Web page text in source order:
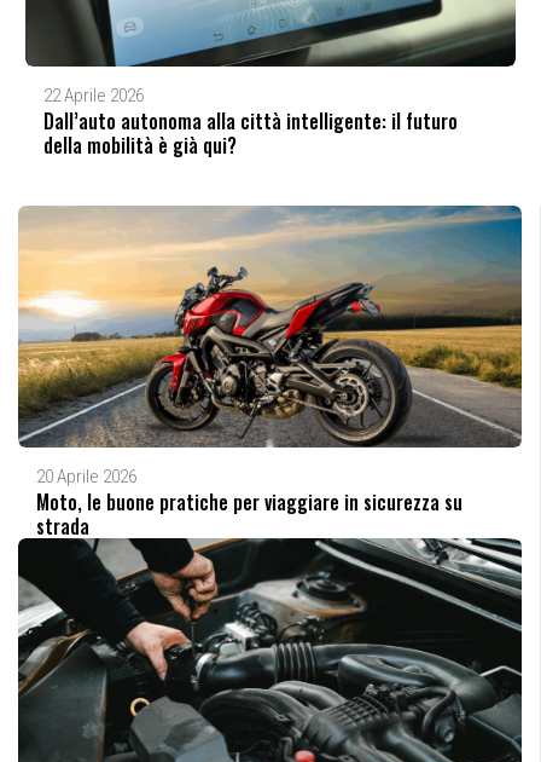
22 Aprile 2026
Dall’auto autonoma alla città intelligente: il futuro
della mobilità è già qui?
20 Aprile 2026
Moto, le buone pratiche per viaggiare in sicurezza su
strada